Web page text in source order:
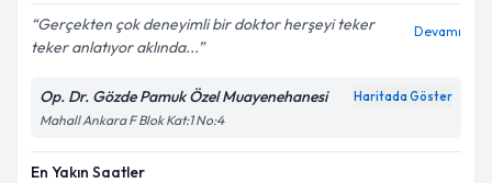
Kişisel verilerimin işlenmesine ilişkinAydınlatma
Metni'ni okudum ve kişisel verilerimin belirtilen
Gerçekten çok deneyimli bir doktor herşeyi teker
teker anlatıyor aklında...
Devamı
Op. Dr. Gözde Pamuk Özel Muayenehanesi Haritada Göster
Mahall Ankara F Blok Kat:1 No:4
En Yakın Saatler